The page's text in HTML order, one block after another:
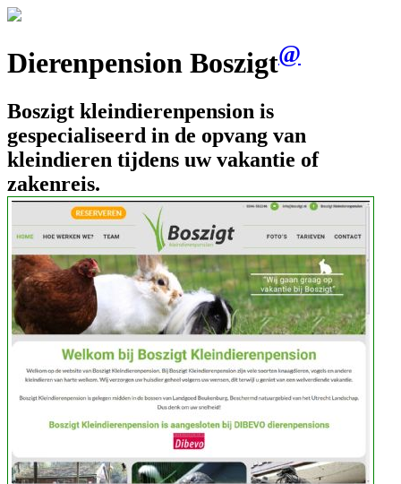
Dierenpension Boszigt@
Boszigt kleindierenpension is
gespecialiseerd in de opvang van
kleindieren tijdens uw vakantie of
zakenreis.